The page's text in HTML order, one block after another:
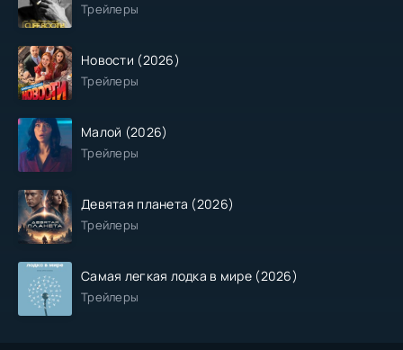
Трейлеры
Новости (2026)
Трейлеры
Малой (2026)
Трейлеры
Девятая планета (2026)
Трейлеры
Самая легкая лодка в мире (2026)
Трейлеры